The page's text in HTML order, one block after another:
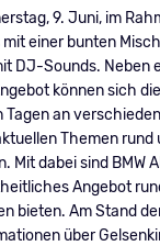
9. Juni, im
einer bunten
DJ-Sounds. Neben
können sich
Tagen an
Themen rund
Mit dabei sind BMW
Angebot
bieten. Am Stand
über